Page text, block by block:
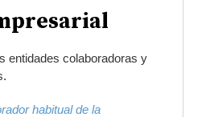
entidades colaboradoras y
habitual de la